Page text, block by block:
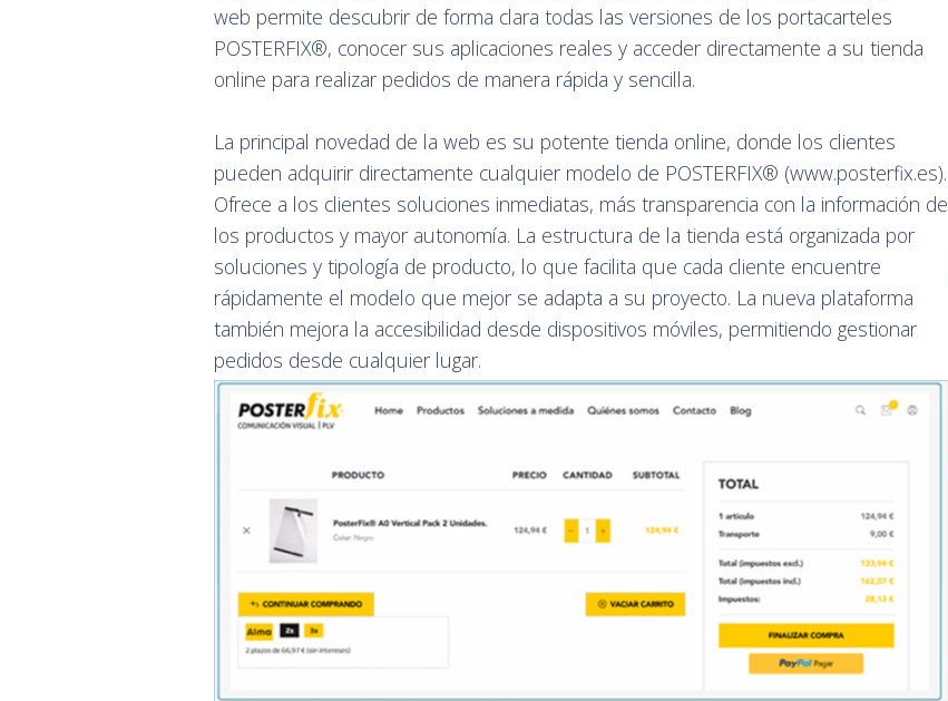
web permite descubrir de forma clara todas las versiones de los portacarteles
POSTERFIX®, conocer sus aplicaciones reales y acceder directamente a su tienda
online para realizar pedidos de manera rápida y sencilla.
La principal novedad de la web es su potente tienda online, donde los clientes
pueden adquirir directamente cualquier modelo de POSTERFIX® (www.posterfix.es).
Ofrece a los clientes soluciones inmediatas, más transparencia con la información de
los productos y mayor autonomía. La estructura de la tienda está organizada por
soluciones y tipología de producto, lo que facilita que cada cliente encuentre
rápidamente el modelo que mejor se adapta a su proyecto. La nueva plataforma
también mejora la accesibilidad desde dispositivos móviles, permitiendo gestionar
pedidos desde cualquier lugar.